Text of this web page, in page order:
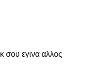
σου εγινα αλλος